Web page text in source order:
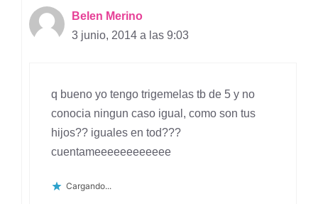
Belen Merino
3 junio, 2014 a las 9:03
q bueno yo tengo trigemelas tb de 5 y no
conocia ningun caso igual, como son tus
hijos?? iguales en tod???
cuentameeeeeeeeeeee
Cargando...